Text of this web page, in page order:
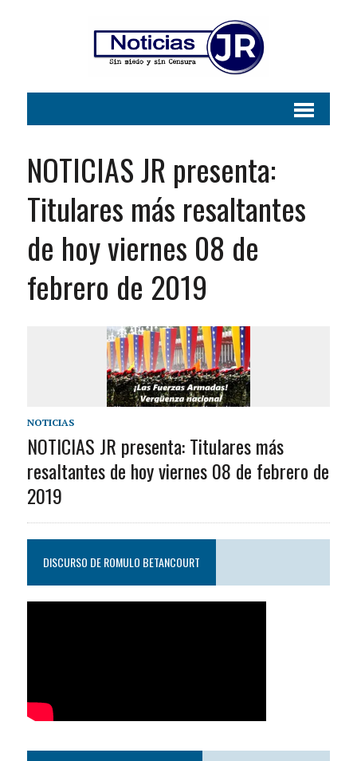
NOTICIAS JR presenta:
Titulares más resaltantes
de hoy viernes 08 de
febrero de 2019
NOTICIAS
NOTICIAS JR presenta: Titulares más
resaltantes de hoy viernes 08 de febrero de
2019
DISCURSO DE ROMULO BETANCOURT